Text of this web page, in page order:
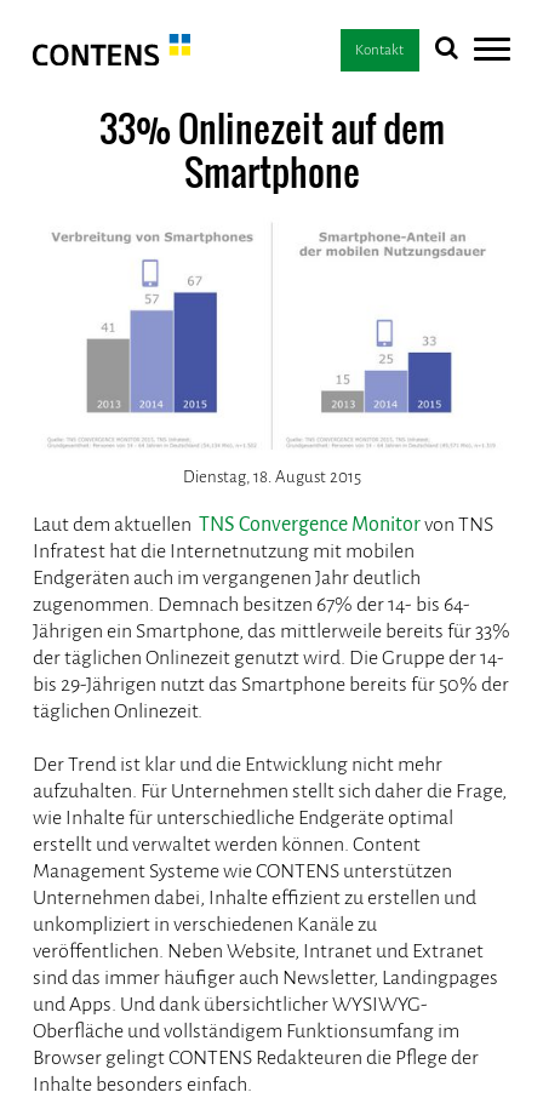
Kontakt
33% Onlinezeit auf dem
Smartphone
Dienstag, 18. August 2015
Laut dem aktuellen TNS Convergence Monitorvon TNS
Infratest hat die Internetnutzung mit mobilen
Endgeräten auch im vergangenen Jahr deutlich
zugenommen. Demnach besitzen 67% der 14- bis 64-
Jährigen ein Smartphone, das mittlerweile bereits für 33%
der täglichen Onlinezeit genutzt wird. Die Gruppe der 14-
bis 29-Jährigen nutzt das Smartphone bereits für 50% der
täglichen Onlinezeit.
Der Trend ist klar und die Entwicklung nicht mehr
aufzuhalten. Für Unternehmen stellt sich daher die Frage,
wie Inhalte für unterschiedliche Endgeräte optimal
erstellt und verwaltet werden können. Content
Management Systeme wie CONTENS unterstützen
Unternehmen dabei, Inhalte effizient zu erstellen und
unkompliziert in verschiedenen Kanäle zu
veröffentlichen. Neben Website, Intranet und Extranet
sind das immer häufiger auch Newsletter, Landingpages
und Apps. Und dank übersichtlicher WYSIWYG-
Oberfläche und vollständigem Funktionsumfang im
Browser gelingt CONTENS Redakteuren die Pflege der
Inhalte besonders einfach.